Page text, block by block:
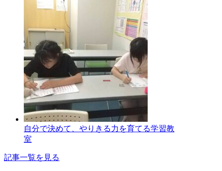
自分で決めて、やりきる力を育てる学習教
室
記事一覧を見る